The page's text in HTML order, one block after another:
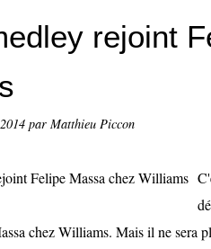
rejoint
par Matthieu Piccon
chez Williams. Mais il ne sera